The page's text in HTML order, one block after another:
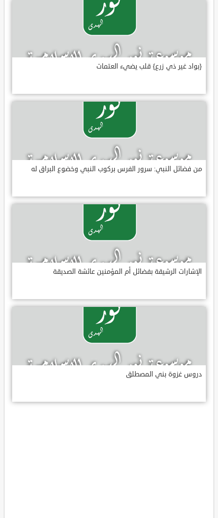
{بواد غير ذي زرع} قلب يضيء العتمات
من فضائل النبي: سرور الفرس بركوب النبي وخضوع البراق له
الإشارات الرشيقة بفضائل أم المؤمنين عائشة الصديقة
دروس غزوة بني المصطلق